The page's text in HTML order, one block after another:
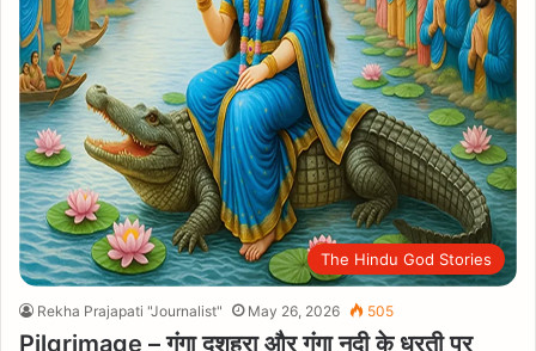
The Hindu God Stories
Rekha Prajapati "Journalist" May 26, 2026 505
Pilgrimage – गंगा दशहरा और गंगा नदी के धरती पर